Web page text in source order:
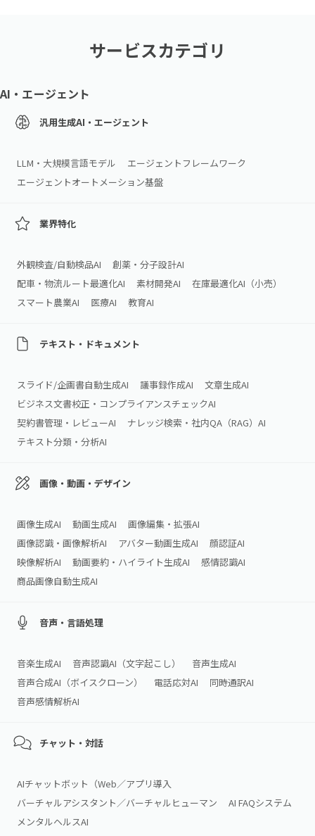
サービスカテゴリ
AI・エージェント
汎用生成AI・エージェント
LLM・大規模言語モデル
エージェントフレームワーク
エージェントオートメーション基盤
業界特化
外観検査/自動検品AI
創薬・分子設計AI
配車・物流ルート最適化AI
素材開発AI
在庫最適化AI（小売）
スマート農業AI
医療AI 教育AI
テキスト・ドキュメント
スライド/企画書自動生成AI 議事録作成AI
文章生成AI
ビジネス文書校正・コンプライアンスチェックAI
契約書管理・レビューAI
ナレッジ検索・社内QA（RAG）AI
テキスト分類・分析AI
画像・動画・デザイン
画像生成AI 動画生成AI
画像編集・拡張AI
画像認識・画像解析AI
アバター動画生成AI
顔認証AI
映像解析AI
動画要約・ハイライト生成AI
感情認識AI
商品画像自動生成AI
音声・言語処理
音楽生成AI 音声認識AI（文字起こし）
音声生成AI
音声合成AI（ボイスクローン）
電話応対AI
同時通訳AI
音声感情解析AI
チャット・対話
AIチャットボット（Web／アプリ導入
バーチャルアシスタント／バーチャルヒューマン
AI FAQシステム
メンタルヘルスAI